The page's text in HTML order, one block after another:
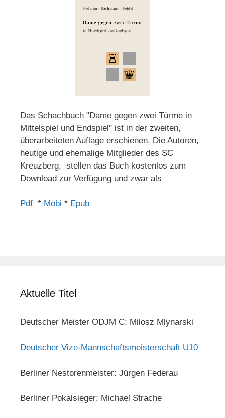
Das Schachbuch "Dame gegen zwei Türme in
Mittelspiel und Endspiel" ist in der zweiten,
überarbeiteten Auflage erschienen. Die Autoren,
heutige und ehemalige Mitglieder des SC
Kreuzberg, stellen das Buch kostenlos zum
Download zur Verfügung und zwar als
Pdf * Mobi * Epub
Aktuelle Titel
Deutscher Meister ODJM C: Milosz Mlynarski
Deutscher Vize-Mannschaftsmeisterschaft U10
Berliner Nestorenmeister: Jürgen Federau
Berliner Pokalsieger: Michael Strache